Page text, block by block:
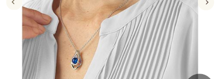
カーテン・ラグ・ファブリック
制服・学生服
ジュニア・ティーンズ下着
大きいサイズ通販すべて
大きいサイズ レディース服
大きいサイズ レディース下着
バーゲン
バーゲンセール
シークレットセール
詳細検索
商品カテゴリ一覧
ジュニア・ティーンズ下着
大きいサイズ レディース服
大きいサイズ レディース下着
大きいサイズ メンズ
バーゲンセール
シークレットセール
詳細検索
商品カテゴリ一覧
カタログ